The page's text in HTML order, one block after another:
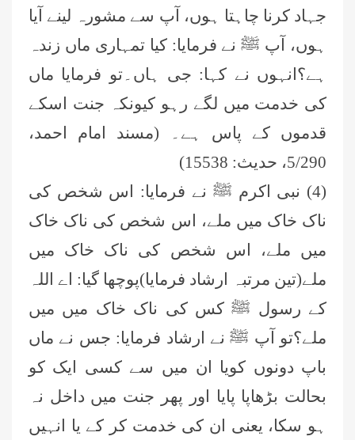
جہاد کرنا چاہتا ہوں، آپ سے مشورہ لینے آیا
ہوں، آپ ﷺ نے فرمایا: کیا تمہاری ماں زندہ
ہے؟انہوں نے کہا: جی ہاں۔تو فرمایا ماں
کی خدمت میں لگے رہو کیونکہ جنت اسکے
قدموں کے پاس ہے۔ (مسند امام احمد،
5/290، حدیث: 15538)
(4) نبی اکرم ﷺ نے فرمایا: اس شخص کی
ناک خاک میں ملے، اس شخص کی ناک خاک
میں ملے، اس شخص کی ناک خاک میں
ملے(تین مرتبہ ارشاد فرمایا)پوچھا گیا: اے اللہ
کے رسول ﷺ کس کی ناک خاک میں میں
ملے؟تو آپ ﷺ نے ارشاد فرمایا: جس نے ماں
باپ دونوں کویا ان میں سے کسی ایک کو
بحالت بڑھاپا پایا اور پھر جنت میں داخل نہ
ہو سکا، یعنی ان کی خدمت کر کے یا انہیں
عمر اختر (درجہ خامسہ مرکزی جامعۃ
المدینہ فیضان مدینہ ،کراچی،پاکستان)
محمد وقاص (مرکزی جامعۃ المدینہ
فیضان مدینہ،کراچی ،پاکستان)